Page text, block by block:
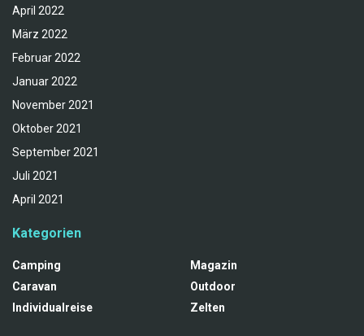
April 2022
März 2022
Februar 2022
Januar 2022
November 2021
Oktober 2021
September 2021
Juli 2021
April 2021
Kategorien
Camping
Caravan
Individualreise
Magazin
Outdoor
Zelten